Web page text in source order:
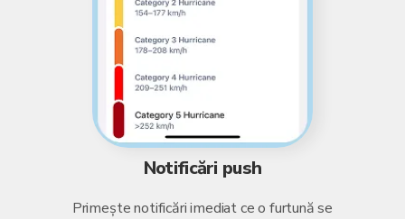
Notificări push
Primește notificări imediat ce o furtună se